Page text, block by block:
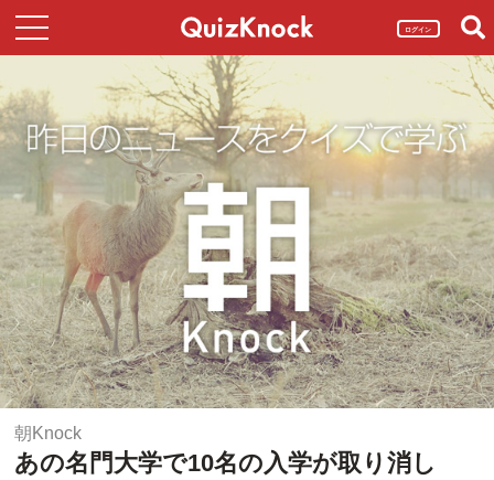
ログイン
朝Knock
あの名門大学で10名の入学が取り消し